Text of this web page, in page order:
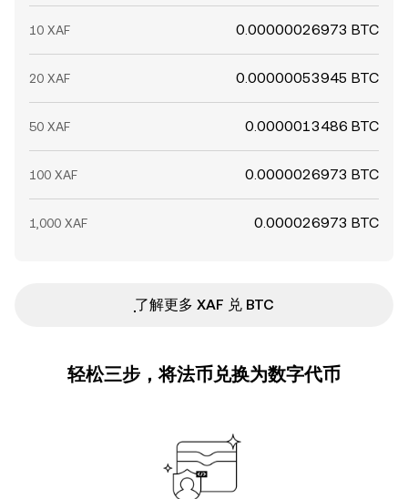
10 XAF 0.00000026973 BTC
20 XAF 0.00000053945 BTC
50 XAF 0.0000013486 BTC
100 XAF 0.0000026973 BTC
1,000 XAF 0.000026973 BTC
ִִִִִִִִִִִִִִִִִִִִִִִִִִִִִִִִִִִִִִִִִִִִִִִ了解更多 XAF 兑 BTC
轻松三步，将法币兑换为数字代币